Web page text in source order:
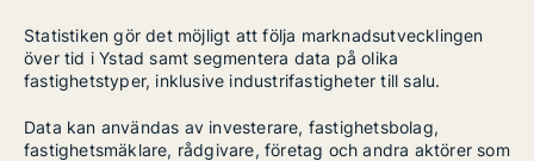
Statistiken gör det möjligt att följa marknadsutvecklingen
över tid i Ystad samt segmentera data på olika
fastighetstyper, inklusive industrifastigheter till salu.
Data kan användas av investerare, fastighetsbolag,
fastighetsmäklare, rådgivare, företag och andra aktörer som